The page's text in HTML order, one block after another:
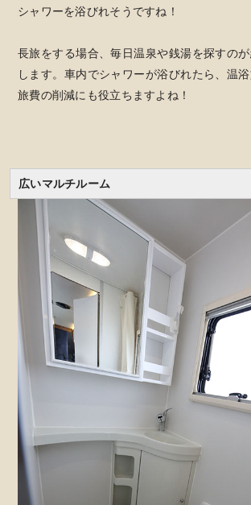
シャワーを浴びれそうですね！
長旅をする場合、毎日温泉や銭湯を探すの
します。車内でシャワーが浴びれたら、温
旅費の削減にも役立ちますよね！
広いマルチルーム